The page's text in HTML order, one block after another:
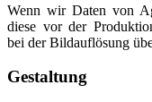
Wenn wir Daten von
diese vor der
bei der Bildauflösung
Gestaltung